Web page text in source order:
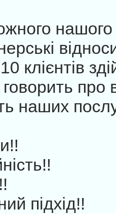
нашого
клієнтів
про
наших
підхід!!